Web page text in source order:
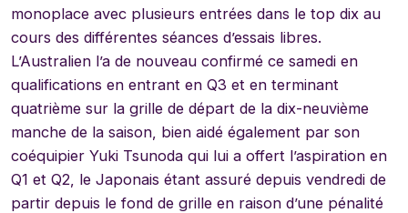
monoplace avec plusieurs entrées dans le top dix au
cours des différentes séances d’essais libres.
L’Australien l’a de nouveau confirmé ce samedi en
qualifications en entrant en Q3 et en terminant
quatrième sur la grille de départ de la dix-neuvième
manche de la saison, bien aidé également par son
coéquipier Yuki Tsunoda qui lui a offert l’aspiration en
Q1 et Q2, le Japonais étant assuré depuis vendredi de
partir depuis le fond de grille en raison d’une pénalité